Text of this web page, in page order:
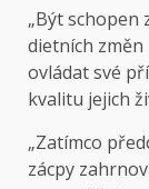
„Být
dietních
ovládat své
kvalitu jejich
„Zatímco
zácpy